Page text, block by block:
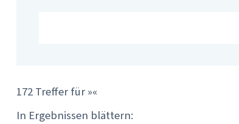
172 Treffer für »«
In Ergebnissen blättern: